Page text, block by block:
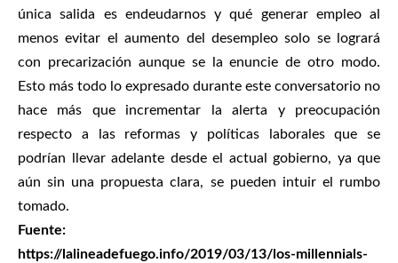
única salida es endeudarnos y qué generar empleo al
menos evitar el aumento del desempleo solo se logrará
con precarización aunque se la enuncie de otro modo.
Esto más todo lo expresado durante este conversatorio no
hace más que incrementar la alerta y preocupación
respecto a las reformas y políticas laborales que se
podrían llevar adelante desde el actual gobierno, ya que
aún sin una propuesta clara, se pueden intuir el rumbo
tomado.
Fuente:
https://lalineadefuego.info/2019/03/13/los-millennials-